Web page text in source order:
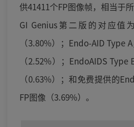
供41411个FP图像帧，相当于
GI Genius第二版的对应值
（3.80%）；Endo-AID Type
（2.52%）；EndoAIDS Type
（0.63%）；和免费提供的
FP图像（3.69%）。